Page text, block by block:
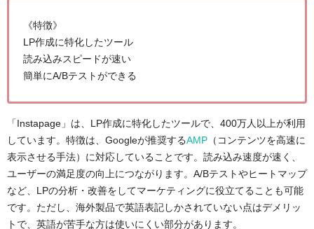
《特徴》
LP作成に特化したツール
読み込みスピードが速い
簡単にA/Bテストができる
「Instapage」は、LP作成に特化したツールで、400万人以上が利用
しています。特徴は、Googleが推奨するAMP （コンテンツを高速に
表示させる手法）に対応していることです。読み込み速度が速く、
ユーザーの満足度の向上につながります。A/Bテストやヒートマップ
など、LPの分析・改善をしてマーケティングに役立てることも可能
です。ただし、海外製品で英語表記しかされていない点はデメリッ
トで、英語が苦手な方は使いにくい部分があります。